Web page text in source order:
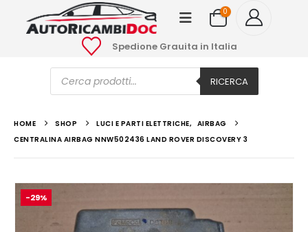
0
Spedione Grauita in Italia
Ricerca
prodotti RICERCA
HOME SHOP LUCI E PARTI ELETTRICHE, AIRBAG
CENTRALINA AIRBAG NNW502436 LAND ROVER DISCOVERY 3
-29%